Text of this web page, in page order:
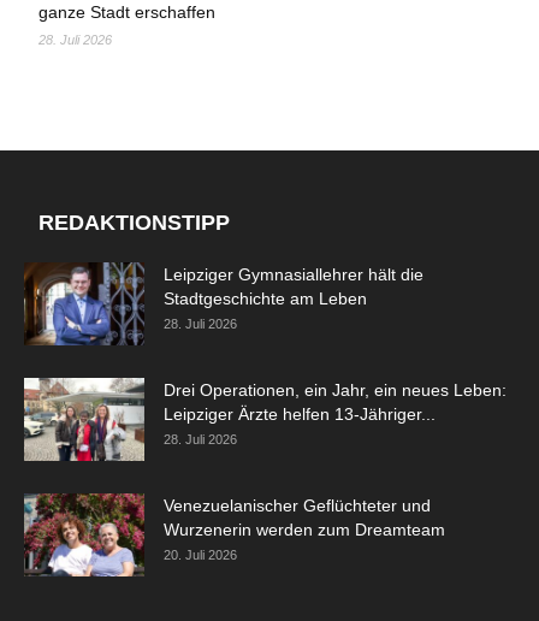
ganze Stadt erschaffen
28. Juli 2026
REDAKTIONSTIPP
Leipziger Gymnasiallehrer hält die
Stadtgeschichte am Leben
28. Juli 2026
Drei Operationen, ein Jahr, ein neues Leben:
Leipziger Ärzte helfen 13-Jähriger...
28. Juli 2026
Venezuelanischer Geflüchteter und
Wurzenerin werden zum Dreamteam
20. Juli 2026